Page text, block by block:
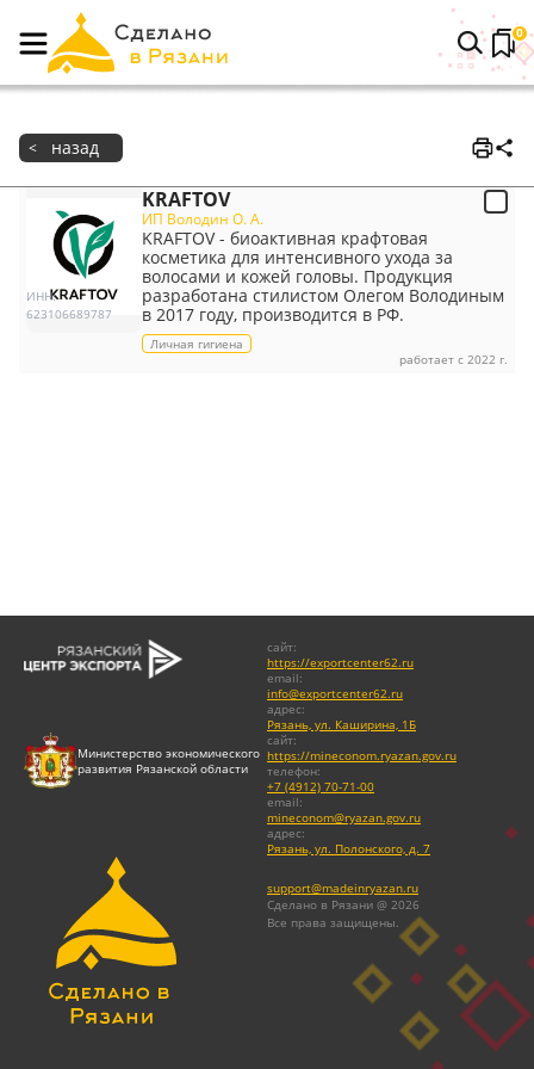
0
< назад
ИНН:
623106689787
KRAFTOV
ИП Володин О. А.
KRAFTOV - биоактивная крафтовая
косметика для интенсивного ухода за
волосами и кожей головы. Продукция
разработана стилистом Олегом Володиным
в 2017 году, производится в РФ.
Личная гигиена
работает с 2022 г.
сайт:
https://exportcenter62.ru
email:
info@exportcenter62.ru
адрес:
Рязань, ул. Каширина, 1Б
Министерство экономического
развития Рязанской области
сайт:
https://mineconom.ryazan.gov.ru
телефон:
+7 (4912) 70-71-00
email:
mineconom@ryazan.gov.ru
адрес:
Рязань, ул. Полонского, д. 7
support@madeinryazan.ru
Сделано в Рязани @ 2026
Все права защищены.